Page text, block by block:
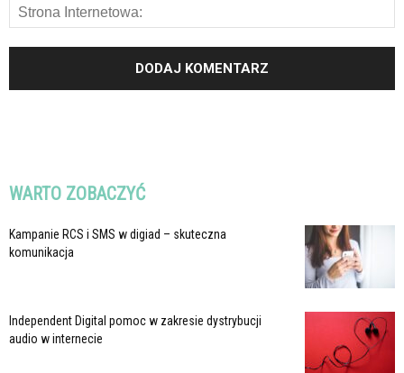
WARTO ZOBACZYĆ
Kampanie RCS i SMS w digiad – skuteczna
komunikacja
Independent Digital pomoc w zakresie dystrybucji
audio w internecie